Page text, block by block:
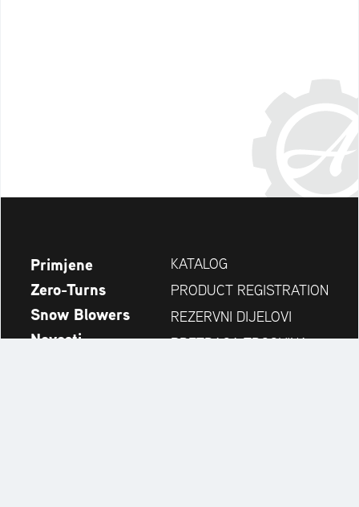
Primjene
Zero-Turns
Snow Blowers
Novosti
KATALOG
PRODUCT REGISTRATION
REZERVNI DIJELOVI
PRETRAGA TRGOVINA